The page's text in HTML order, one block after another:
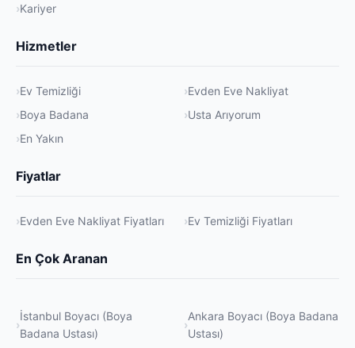
Kariyer
Hizmetler
Ev Temizliği
Evden Eve Nakliyat
Boya Badana
Usta Arıyorum
En Yakın
Fiyatlar
Evden Eve Nakliyat Fiyatları Ev Temizliği Fiyatları
En Çok Aranan
İstanbul Boyacı (Boya
Badana Ustası)
Ankara Boyacı (Boya Badana
Ustası)